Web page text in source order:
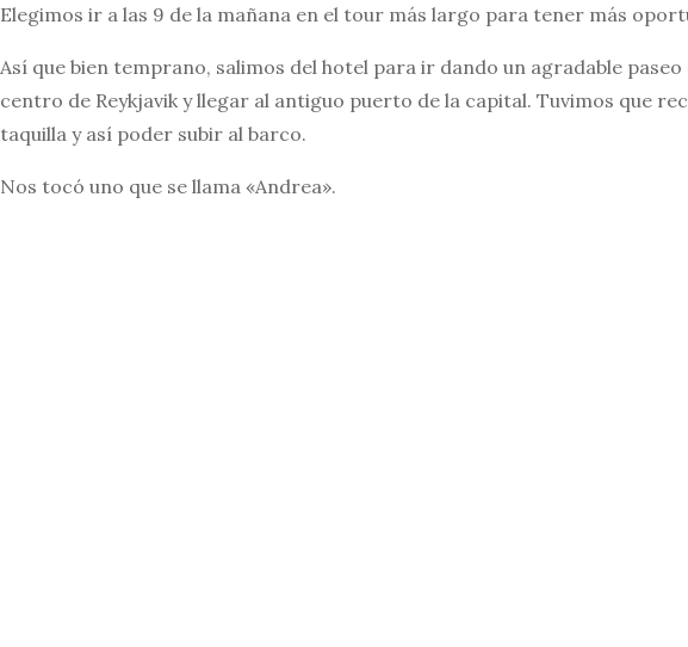
Elegimos ir a las 9 de la mañana en el tour más largo para tener más
Así que bien temprano, salimos del hotel para ir dando un agradable
centro de Reykjavik y llegar al antiguo puerto de la capital. Tuvimos que
taquilla y así poder subir al barco.
Nos tocó uno que se llama «Andrea».